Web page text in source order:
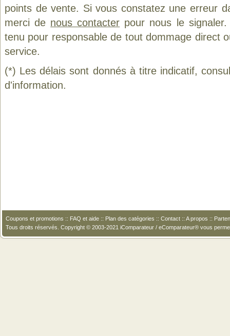
points de vente. Si vous constatez une erreur
merci de nous contacter pour nous le
tenu pour responsable de tout dommage direct
service.
(*) Les délais sont donnés à titre indicatif,
d'information.
Coupons et promotions :: FAQ et aide :: Plan des catégories :: Contact :: A propos ::
Tous droits réservés. Copyright © 2003-2021 iComparateur / eComparateur® vous